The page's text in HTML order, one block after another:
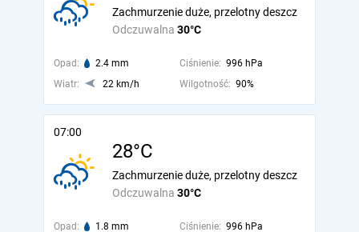
Odczuwalna 30°C
Zachmurzenie duże, przelotny deszcz
Opad: 2.4 mm Ciśnienie: 996 hPa
Wiatr:
22 km/h Wilgotność: 90%
07:00
28°C
Odczuwalna 30°C
Zachmurzenie duże, przelotny deszcz
Opad: 1.8 mm Ciśnienie: 996 hPa